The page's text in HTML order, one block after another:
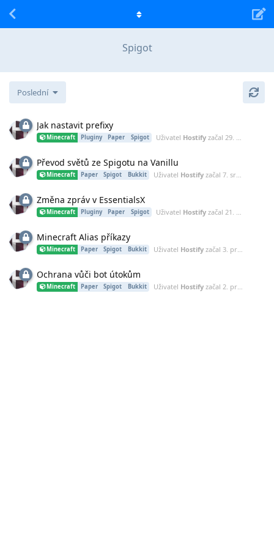
Spigot
Poslední
Jak nastavit prefixy
Minecraft Pluginy Paper Spigot Uživatel Hostify začal29. kvě 2023
Převod světů ze Spigotu na Vanillu
Minecraft Paper Spigot Bukkit Uživatel Hostify začal7. srp 2022
Změna zpráv v EssentialsX
Minecraft Pluginy Paper Spigot Uživatel Hostify začal21. bře 2021
Minecraft Alias příkazy
Minecraft Paper Spigot Bukkit Uživatel Hostify začal3. pro 2020
Ochrana vůči bot útokům
Minecraft Paper Spigot Bukkit Uživatel Hostify začal2. pro 2020